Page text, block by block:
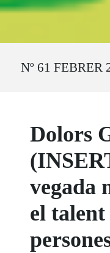
Nº 61 FEBRER
Dolors
vegada
el talent